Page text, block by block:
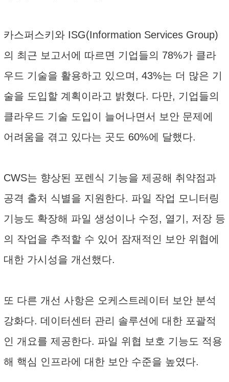
카스퍼스키와 ISG(Information Services Group)
의 최근 보고서에 따르면 기업들의 78%가 클라
우드 기술을 활용하고 있으며, 43%는 더 많은 기
술을 도입할 계획이라고 밝혔다. 다만, 기업들의
클라우드 기술 도입이 늘어나면서 보안 문제에
어려움을 겪고 있다는 곳도 60%에 달했다.
CWS는 향상된 포렌식 기능을 제공해 취약점과
공격 출처 식별을 지원한다. 파일 작업 모니터링
기능도 확장해 파일 생성이나 수정, 열기, 저장 등
의 작업을 추적할 수 있어 잠재적인 보안 위협에
대한 가시성을 개선했다.
또 다른 개선 사항은 오케스트레이터 보안 분석
강화다. 데이터센터 관리 솔루션에 대한 포괄적
인 개요를 제공한다. 파일 위협 보호 기능도 적용
해 핵심 인프라에 대한 보안 수준을 높였다.